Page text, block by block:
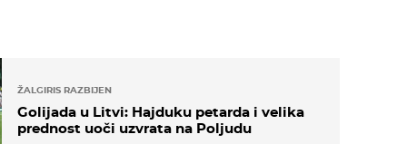
ŽALGIRIS RAZBIJEN
Golijada u Litvi: Hajduku petarda i velika
prednost uoči uzvrata na Poljudu